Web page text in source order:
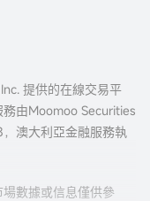
提供的在線交易平
由Moomoo Securities
澳大利亞金融服務執
數據或信息僅供參